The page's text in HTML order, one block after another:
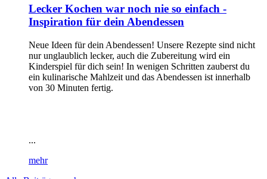
Lecker Kochen war noch nie so einfach -
Inspiration für dein Abendessen
Neue Ideen für dein Abendessen! Unsere Rezepte sind nicht
nur unglaublich lecker, auch die Zubereitung wird ein
Kinderspiel für dich sein! In wenigen Schritten zauberst du
ein kulinarische Mahlzeit und das Abendessen ist innerhalb
von 30 Minuten fertig.
...
mehr